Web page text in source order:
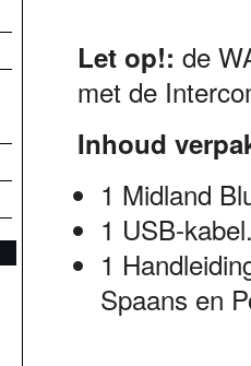
Let op!: de
met de
Inhoud
1 Midland
1 USB-kabel
1
Spaans en